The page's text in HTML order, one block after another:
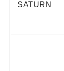
SATURN